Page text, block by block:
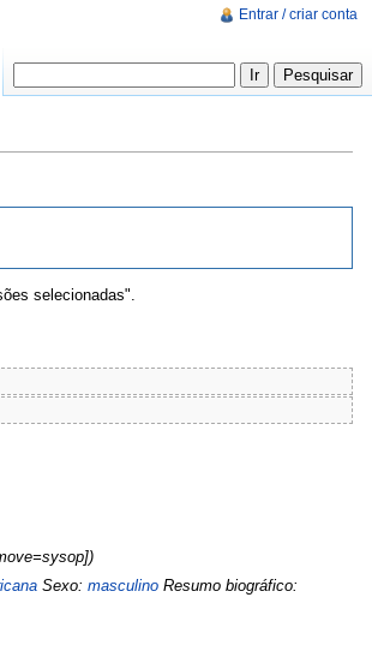
selecionadas".
Sexo: masculinoResumo biográfico:
Entrar / criar conta